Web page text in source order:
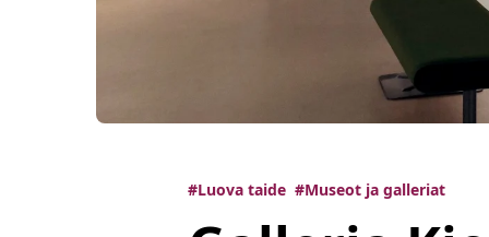
#Luova taide #Museot ja galleriat